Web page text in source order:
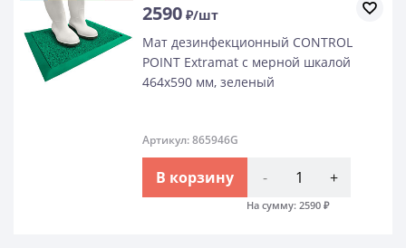
2590 ₽/шт
Мат дезинфекционный CONTROL
POINT Extramat с мерной шкалой
464х590 мм, зеленый
Артикул: 865946G
В корзину - +
На сумму: 2590 ₽